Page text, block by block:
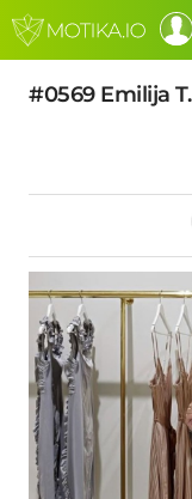
#0569 Emilija T.